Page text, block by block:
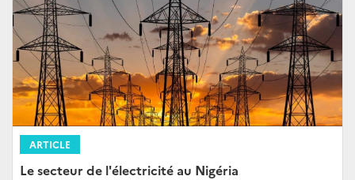
ARTICLE
Le secteur de l'électricité au Nigéria